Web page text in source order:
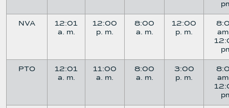
NVA
12:01
a. m.
12:00
p. m.
8:00
a. m.
12:00
p. m.
PTO
12:01
a. m.
11:00
a. m.
8:00
a. m.
3:00
p. m.